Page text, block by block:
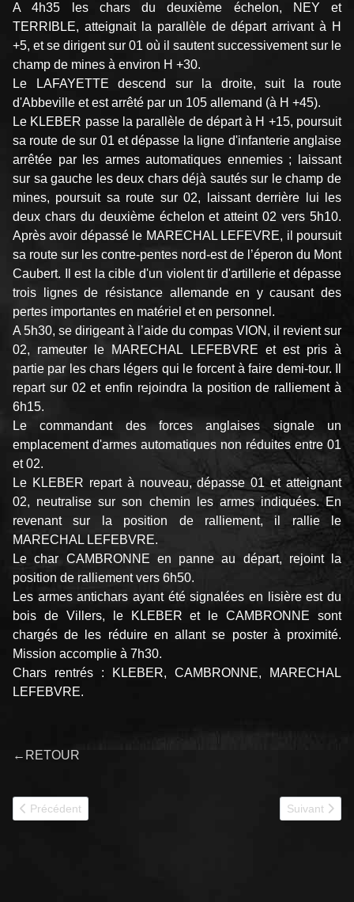
A 4h35 les chars du deuxième échelon, NEY et
TERRIBLE, atteignait la parallèle de départ arrivant à H
+5, et se dirigent sur 01 où il sautent successivement sur le
champ de mines à environ H +30.
Le LAFAYETTE descend sur la droite, suit la route
d'Abbeville et est arrêté par un 105 allemand (à H +45).
Le KLEBER passe la parallèle de départ à H +15, poursuit
sa route de sur 01 et dépasse la ligne d'infanterie anglaise
arrêtée par les armes automatiques ennemies ; laissant
sur sa gauche les deux chars déjà sautés sur le champ de
mines, poursuit sa route sur 02, laissant derrière lui les
deux chars du deuxième échelon et atteint 02 vers 5h10.
Après avoir dépassé le MARECHAL LEFEVRE, il poursuit
sa route sur les contre-pentes nord-est de l’éperon du Mont
Caubert. Il est la cible d'un violent tir d'artillerie et dépasse
trois lignes de résistance allemande en y causant des
pertes importantes en matériel et en personnel.
A 5h30, se dirigeant à l’aide du compas VION, il revient sur
02, rameuter le MARECHAL LEFEBVRE et est pris à
partie par les chars légers qui le forcent à faire demi-tour. Il
repart sur 02 et enfin rejoindra la position de ralliement à
6h15.
Le commandant des forces anglaises signale un
emplacement d'armes automatiques non réduites entre 01
et 02.
Le KLEBER repart à nouveau, dépasse 01 et atteignant
02, neutralise sur son chemin les armes indiquées. En
revenant sur la position de ralliement, il rallie le
MARECHAL LEFEBVRE.
Le char CAMBRONNE en panne au départ, rejoint la
position de ralliement vers 6h50.
Les armes antichars ayant été signalées en lisière est du
bois de Villers, le KLEBER et le CAMBRONNE sont
chargés de les réduire en allant se poster à proximité.
Mission accomplie à 7h30.
Chars rentrés : KLEBER, CAMBRONNE, MARECHAL
LEFEBVRE.
←RETOUR
Article précédent : 414 MARECHAL PETAIN
Précédent Article
Suivant